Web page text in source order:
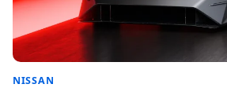
NISSAN